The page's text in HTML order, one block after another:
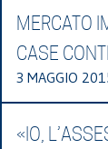
MERCATO
CASE
3 MAGGIO
«IO,